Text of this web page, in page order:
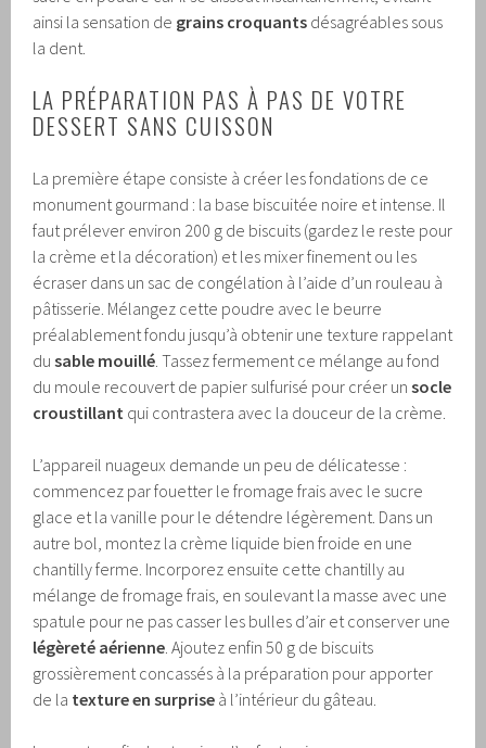
ainsi la sensation de grains croquants désagréables sous
la dent.
LA PRÉPARATION PAS À PAS DE VOTRE
DESSERT SANS CUISSON
La première étape consiste à créer les fondations de ce
monument gourmand : la base biscuitée noire et intense. Il
faut prélever environ 200 g de biscuits (gardez le reste pour
la crème et la décoration) et les mixer finement ou les
écraser dans un sac de congélation à l’aide d’un rouleau à
pâtisserie. Mélangez cette poudre avec le beurre
préalablement fondu jusqu’à obtenir une texture rappelant
dusable mouillé . Tassez fermement ce mélange au fond
du moule recouvert de papier sulfurisé pour créer unsocle
croustillant qui contrastera avec la douceur de la crème.
L’appareil nuageux demande un peu de délicatesse :
commencez par fouetter le fromage frais avec le sucre
glace et la vanille pour le détendre légèrement. Dans un
autre bol, montez la crème liquide bien froide en une
chantilly ferme. Incorporez ensuite cette chantilly au
mélange de fromage frais, en soulevant la masse avec une
spatule pour ne pas casser les bulles d’air et conserver une
légèreté aérienne . Ajoutez enfin 50 g de biscuits
grossièrement concassés à la préparation pour apporter
de la texture en surprise à l’intérieur du gâteau.